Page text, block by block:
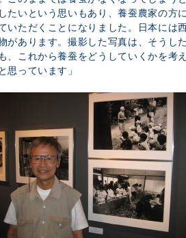
たいという思いもあり、養蚕農家の方
いただくことになりました。日本には
があります。撮影した写真は、そうし
、これから養蚕をどうしていくかを考
思っています」